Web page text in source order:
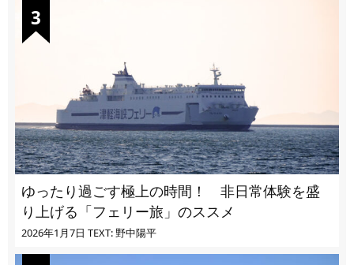
ゆったり過ごす極上の時間！ 非日常体験を盛
り上げる「フェリー旅」のススメ
2026年1月7日 TEXT: 野中陽平